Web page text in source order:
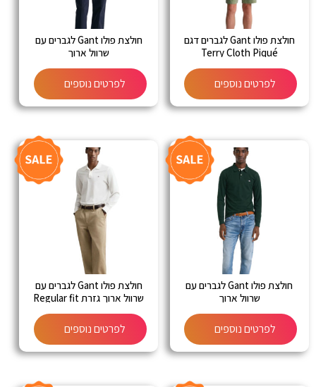
חולצת פולו Gant לגברים דגם
Terry Cloth Piqué
לפרטים נוספים
חולצת פולו Gant לגברים עם
שרוול ארוך
לפרטים נוספים
חולצת פולו Gant לגברים עם
שרוול ארוך
לפרטים נוספים
חולצת פולו Gant לגברים עם
שרוול ארוך גזרת Regular fit
לפרטים נוספים